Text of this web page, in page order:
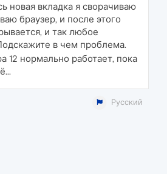
новая вкладка я сворачиваю
браузер, и после этого
и так любое
в чем проблема.
12 нормально работает, пока
Русский